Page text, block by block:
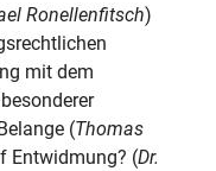
Ronellenfitsch)
mit dem
(Thomas
Entwidmung? (Dr.